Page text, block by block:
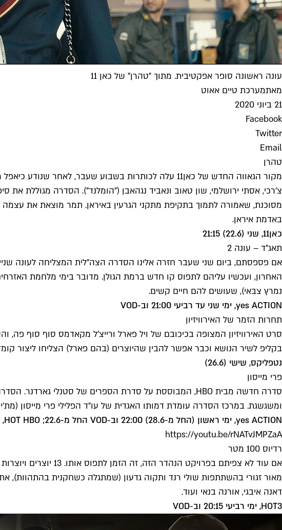
עונה ראשונה סופר אפקטיבית. מתוך "טהרן" של כאן 11
מאתמערכת טיים אאוט
21 ביוני 2020
Facebook
Twitter
Email
טהרן
מקור הגאווה החדש של כאן11 עלה לכותרות בשבוע שעבר, לאחר שנודע כי
אפל
מסוכנת, שאמורה לתמוך בתקיפת מתקני הגרעין באיראן. תמר מוצאת את
באדמת איראן.
כאן11, שני (22.6) 21:15
תאג"ד – עונה 2
אם פספסתם, ביום שני שעבר חזרה אלינו הסדרה הצה"לית המצליחה לעונה
האחרון, ועכשיו עליהם לתפוס קו חדש ברמת הגולן. מדובר בימי מלחמת
נמרץ צבאי), שעושים להם חיים קשים.
yes ACTION, ימי שני עד רביעי 21:00 וב-VOD
תחרות הזמר של האירוויזיון
סרט האירוויזיון המצופה בכיכובם של ויל פארל ורייצ'ל מקאדמס סוף סוף
בקליפ לשיר הנושא וכבר אפשר להבין שהיוצרים (בהם פארל) הצליחו ליצור
נטפליקס, שישי (26.6)
פרי מייסון
ומשגשגת. במרכז הסדרה עומדת דמותו האגדית של עו"ד הפלילי פרי מייסון
yes ACTION, ימי ראשון (החל מ-28.6) 22:00 וב-VOD החל מ-22.6; HOT HBO, ימי שני (החל מ-22.6) 22:00 וב-VOD
https://youtu.be/rNATvJMPZaA
רדיוס 100 מטר
אם עוד לא צפיתם
מאור זגורי בהשתתפות שולי רנד ותקוה גדעון (שמתגלה כשחקנית בהתהוות),
דאנה איבגי, אורנה בנאי ועוד.
HOT3, ימי רביעי 20:15 וב-VOD